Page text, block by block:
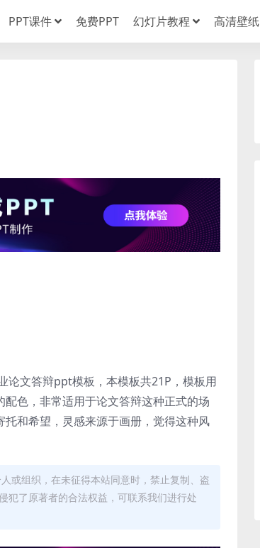
PPT课件 免费PPT 幻灯片教程 高清壁纸
论文答辩ppt模板，本模板共21P，模板用
色，非常适用于论文答辩这种正式的场
和希望，灵感来源于画册，觉得这种风
或组织，在未征得本站同意时，禁止复制、盗
犯了原著者的合法权益，可联系我们进行处